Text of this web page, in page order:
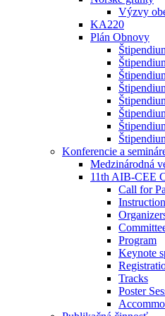
Výzvy
KA220
Plán Obnovy
Konferencie a
Medzinárodná
11th AIB-CEE
Call for
Program
Keynote
Tracks
Poster